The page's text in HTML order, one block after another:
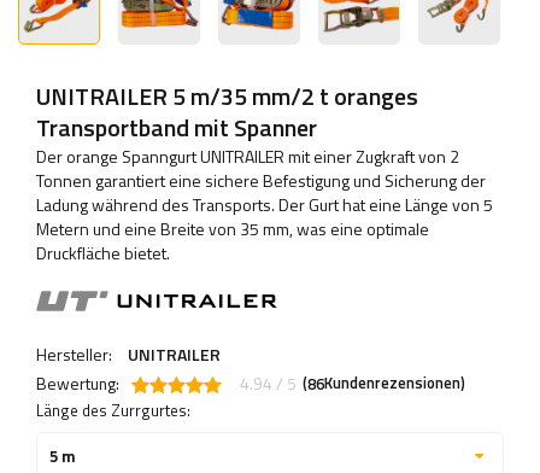
UNITRAILER 5 m/35 mm/2 t oranges
Transportband mit Spanner
Der orange Spanngurt UNITRAILER mit einer Zugkraft von 2
Tonnen garantiert eine sichere Befestigung und Sicherung der
Ladung während des Transports. Der Gurt hat eine Länge von 5
Metern und eine Breite von 35 mm, was eine optimale
Druckfläche bietet.
Hersteller:
UNITRAILER
Bewertung:
4.94 / 5 (86Kundenrezensionen)
Länge des Zurrgurtes:
5 m